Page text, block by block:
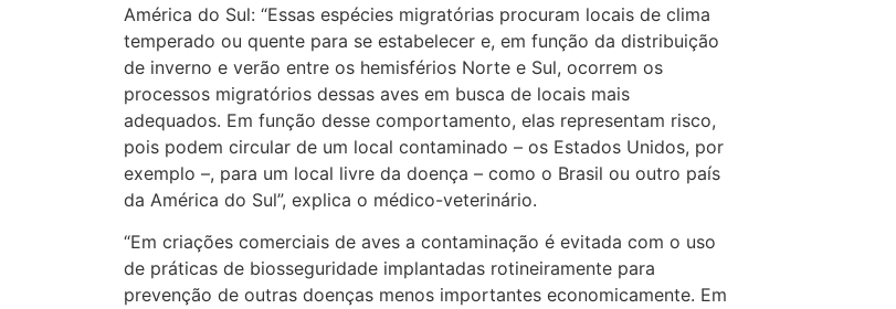
América do Sul: “Essas espécies migratórias procuram locais de clima
temperado ou quente para se estabelecer e, em função da distribuição
de inverno e verão entre os hemisférios Norte e Sul, ocorrem os
processos migratórios dessas aves em busca de locais mais
adequados. Em função desse comportamento, elas representam risco,
pois podem circular de um local contaminado – os Estados Unidos, por
exemplo –, para um local livre da doença – como o Brasil ou outro país
da América do Sul”, explica o médico-veterinário.
“Em criações comerciais de aves a contaminação é evitada com o uso
de práticas de biosseguridade implantadas rotineiramente para
prevenção de outras doenças menos importantes economicamente. Em